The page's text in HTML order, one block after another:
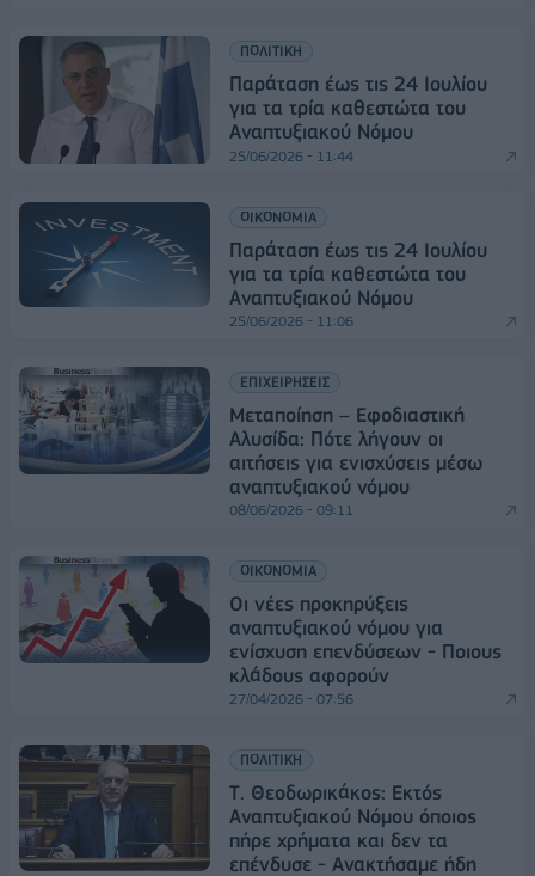
ΠΟΛΙΤΙΚΗ
Παράταση έως τις 24 Ιουλίου
για τα τρία καθεστώτα του
Αναπτυξιακού Νόμου
25/06/2026 - 11:44
ΟΙΚΟΝΟΜΙΑ
Παράταση έως τις 24 Ιουλίου
για τα τρία καθεστώτα του
Αναπτυξιακού Νόμου
25/06/2026 - 11:06
ΕΠΙΧΕΙΡΗΣΕΙΣ
Μεταποίηση – Εφοδιαστική
Αλυσίδα: Πότε λήγουν οι
αιτήσεις για ενισχύσεις μέσω
αναπτυξιακού νόμου
08/06/2026 - 09:11
ΟΙΚΟΝΟΜΙΑ
Οι νέες προκηρύξεις
αναπτυξιακού νόμου για
ενίσχυση επενδύσεων - Ποιους
κλάδους αφορούν
27/04/2026 - 07:56
ΠΟΛΙΤΙΚΗ
Τ. Θεοδωρικάκος: Εκτός
Αναπτυξιακού Νόμου όποιος
πήρε χρήματα και δεν τα
επένδυσε - Ανακτήσαμε ήδη